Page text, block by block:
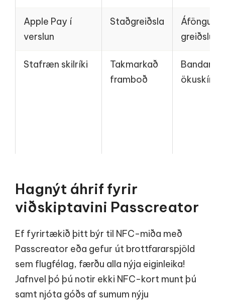
Apple Pay í
verslun
Staðgreiðsla
Áföngun
Stafræn skilríki
Takmarkað
framboð
Hagnýt áhrif fyrir
viðskiptavini Passcreator
Ef fyrirtækið þitt býr til NFC-miða með
Passcreator eða gefur út brottfararspjöld
sem flugfélag, færðu alla nýja eiginleika!
Jafnvel þó þú notir ekki NFC-kort munt þú
samt njóta góðs af sumum nýju